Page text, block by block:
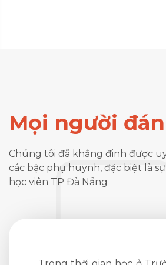
Mọi người
Chúng tôi đã khẳng đinh được
các bậc phụ huynh, đặc biệt là
học viên TP Đà Nẵng